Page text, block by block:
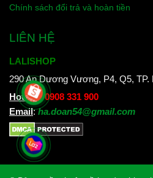
Chính sách đổi trả và hoàn tiền
LIÊN HỆ
LALISHOP
290 An Dương Vương, P4, Q5, TP.
Hotline: 0908 331 900
Email:ha.doan54@gmail.com